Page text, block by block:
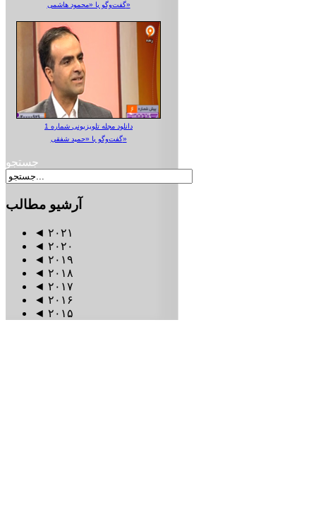
گفت‌وگو با «محمود هاشمی»
دانلود مجله تلویزیونی شماره 1
گفت‌وگو با «حمید شفقی»
جستجو
آرشیو مطالب
◄ ۲۰۲۱
◄ ۲۰۲۰
◄ ۲۰۱۹
◄ ۲۰۱۸
◄ ۲۰۱۷
◄ ۲۰۱۶
◄ ۲۰۱۵